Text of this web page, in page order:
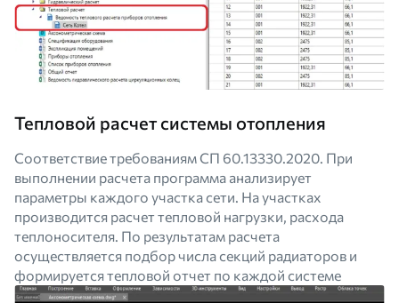
Тепловой расчет системы отопления
Соответствие требованиям СП 60.13330.2020. При
выполнении расчета программа анализирует
параметры каждого участка сети. На участках
производится расчет тепловой нагрузки, расхода
теплоносителя. По результатам расчета
осуществляется подбор числа секций радиаторов и
формируется тепловой отчет по каждой системе